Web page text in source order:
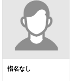
指名なし